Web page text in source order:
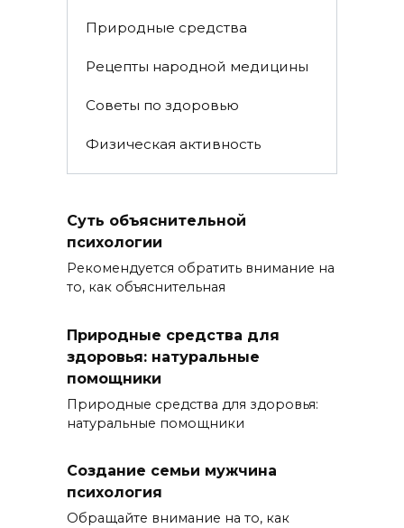
Природные средства
Рецепты народной медицины
Советы по здоровью
Физическая активность
Суть объяснительной
психологии
Рекомендуется обратить внимание на
то, как объяснительная
Природные средства для
здоровья: натуральные
помощники
Природные средства для здоровья:
натуральные помощники
Создание семьи мужчина
психология
Обращайте внимание на то, как